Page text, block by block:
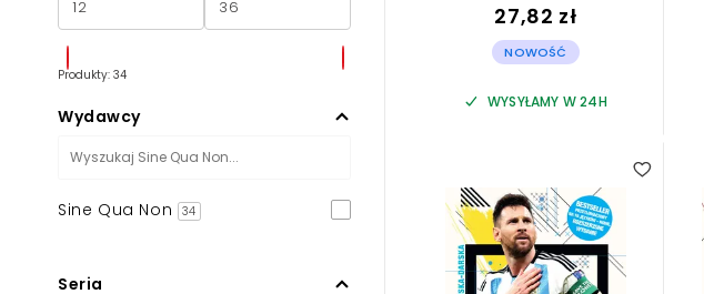
Produkty: 34
Wydawcy
Sine Qua Non 34
Seria
27,82 zł
NOWOŚĆ
WYSYŁAMY W 24H